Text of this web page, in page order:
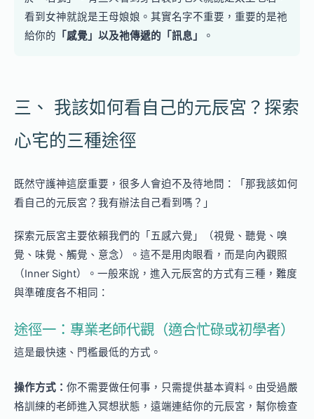
看到女神就說是王母娘娘。其實名字不重要，重要的是祂
給你的 「感覺」以及祂傳遞的「訊息」 。
三、 我該如何看自己的元辰宮？探索
心宅的三種途徑
既然守護神這麼重要，很多人會迫不及待地問：「那我該如何
看自己的元辰宮？我有辦法自己看到嗎？」
探索元辰宮主要依賴我們的「五感六覺」（視覺、聽覺、嗅
覺、味覺、觸覺、意念）。這不是用肉眼看，而是向內觀照
（Inner Sight）。一般來說，進入元辰宮的方式有三種，難度
與準確度各不相同：
途徑一：專業老師代觀（適合忙碌或初學者）
這是最快速、門檻最低的方式。
操作方式： 你不需要做任何事，只需提供基本資料。由受過嚴
格訓練的老師進入冥想狀態，遠端連結你的元辰宮，幫你檢查